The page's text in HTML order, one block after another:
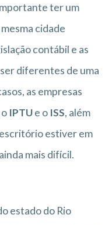
ter um
cidade
contábil e as
diferentes de uma
as empresas
IPTUe o ISS, além
estiver em
mais difícil.
estado do Rio